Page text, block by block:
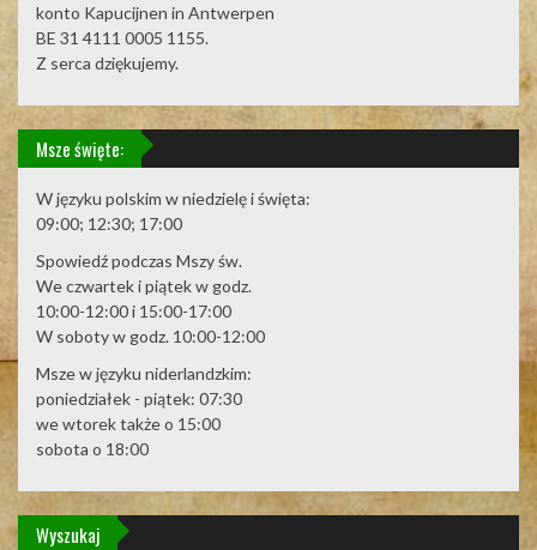
konto Kapucijnen in Antwerpen
BE 31 4111 0005 1155.
Z serca dziękujemy.
Msze święte:
W języku polskim w niedzielę i święta:
09:00; 12:30; 17:00
Spowiedź podczas Mszy św.
We czwartek i piątek w godz.
10:00-12:00 i 15:00-17:00
W soboty w godz. 10:00-12:00
Msze w języku niderlandzkim:
poniedziałek - piątek: 07:30
we wtorek także o 15:00
sobota o 18:00
Wyszukaj